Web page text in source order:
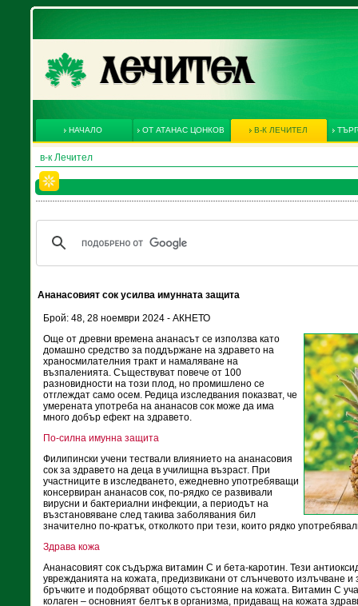
НАЧАЛО ОТ АТАНАС ЦОНКОВ В-К ЛЕЧИТЕЛ
в-к Лечител
Ананасовият сок усилва имунната защита
Брой: 48, 28 ноември 2024 - АКНЕТО
Още от древни времена ананасът се използва като
домашно средство за поддържане на здравето на
храносмилателния тракт и намаляване на
възпаленията. Съществуват повече от 100
разновидности на този плод, но промишлено се
отглеждат само осем. Редица изследвания показват, че
умерената употреба на ананасов сок може да има
много добър ефект на здравето.
По-силна имунна защита
Филипински учени тествали влиянието на ананасовия
сок за здравето на деца в училищна възраст. При
участниците в изследването, ежедневно употребяващи
консервиран ананасов сок, по-рядко се развивали
вирусни и бактериални инфекции, а периодът на
възстановяване след такива заболявания бил
значително по-кратък, отколкото при тези, които рядко
Здрава кожа
Ананасовият сок съдържа витамин С и бета-каротин. Тези
уврежданията на кожата, предизвикани от слънчевото излъчване
бръчките и подобряват общото състояние на кожата. Витамин С
колаген – основният белтък в организма, придаващ на кожата